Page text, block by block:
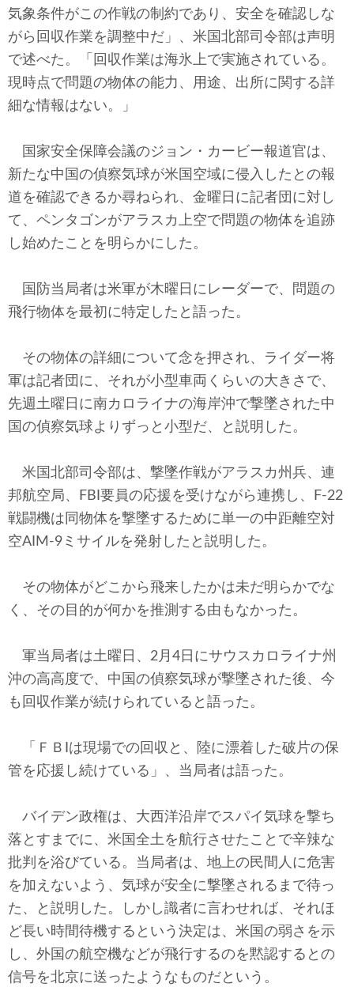
気象条件がこの作戦の制約であり、安全を確認しな
がら回収作業を調整中だ」、米国北部司令部は声明
で述べた。「回収作業は海氷上で実施されている。
現時点で問題の物体の能力、用途、出所に関する詳
細な情報はない。」
国家安全保障会議のジョン・カービー報道官は、
新たな中国の偵察気球が米国空域に侵入したとの報
道を確認できるか尋ねられ、金曜日に記者団に対し
て、ペンタゴンがアラスカ上空で問題の物体を追跡
し始めたことを明らかにした。
国防当局者は米軍が木曜日にレーダーで、問題の
飛行物体を最初に特定したと語った。
その物体の詳細について念を押され、ライダー将
軍は記者団に、それが小型車両くらいの大きさで、
先週土曜日に南カロライナの海岸沖で撃墜された中
国の偵察気球よりずっと小型だ、と説明した。
米国北部司令部は、撃墜作戦がアラスカ州兵、連
邦航空局、FBI要員の応援を受けながら連携し、F-22
戦闘機は同物体を撃墜するために単一の中距離空対
空AIM-9ミサイルを発射したと説明した。
その物体がどこから飛来したかは未だ明らかでな
く、その目的が何かを推測する由もなかった。
軍当局者は土曜日、2月4日にサウスカロライナ州
沖の高高度で、中国の偵察気球が撃墜された後、今
も回収作業が続けられていると語った。
「ＦＢIは現場での回収と、陸に漂着した破片の保
管を応援し続けている」、当局者は語った。
バイデン政権は、大西洋沿岸でスパイ気球を撃ち
落とすまでに、米国全土を航行させたことで辛辣な
批判を浴びている。当局者は、地上の民間人に危害
を加えないよう、気球が安全に撃墜されるまで待っ
た、と説明した。しかし識者に言わせれば、それほ
ど長い時間待機するという決定は、米国の弱さを示
し、外国の航空機などが飛行するのを黙認するとの
信号を北京に送ったようなものだという。